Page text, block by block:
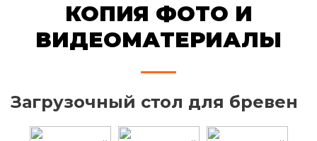
КОПИЯ ФОТО И
ВИДЕОМАТЕРИАЛЫ
Загрузочный стол для бревен